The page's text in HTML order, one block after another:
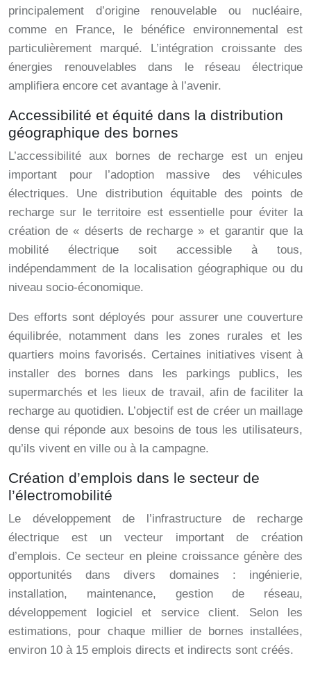
principalement d’origine renouvelable ou nucléaire,
comme en France, le bénéfice environnemental est
particulièrement marqué. L’intégration croissante des
énergies renouvelables dans le réseau électrique
amplifiera encore cet avantage à l’avenir.
Accessibilité et équité dans la distribution
géographique des bornes
L’accessibilité aux bornes de recharge est un enjeu
important pour l’adoption massive des véhicules
électriques. Une distribution équitable des points de
recharge sur le territoire est essentielle pour éviter la
création de « déserts de recharge » et garantir que la
mobilité électrique soit accessible à tous,
indépendamment de la localisation géographique ou du
niveau socio-économique.
Des efforts sont déployés pour assurer une couverture
équilibrée, notamment dans les zones rurales et les
quartiers moins favorisés. Certaines initiatives visent à
installer des bornes dans les parkings publics, les
supermarchés et les lieux de travail, afin de faciliter la
recharge au quotidien. L’objectif est de créer un maillage
dense qui réponde aux besoins de tous les utilisateurs,
qu’ils vivent en ville ou à la campagne.
Création d’emplois dans le secteur de
l’électromobilité
Le développement de l’infrastructure de recharge
électrique est un vecteur important de création
d’emplois. Ce secteur en pleine croissance génère des
opportunités dans divers domaines : ingénierie,
installation, maintenance, gestion de réseau,
développement logiciel et service client. Selon les
estimations, pour chaque millier de bornes installées,
environ 10 à 15 emplois directs et indirects sont créés.